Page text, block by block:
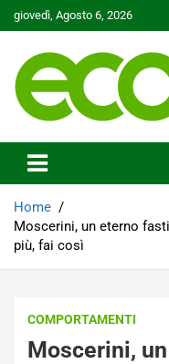
Skip
to
giovedì, Agosto 6, 2026
Ecoo.it
Home
Moscerini, un eterno
più, fai così
COMPORTAMENTI
Moscerini,